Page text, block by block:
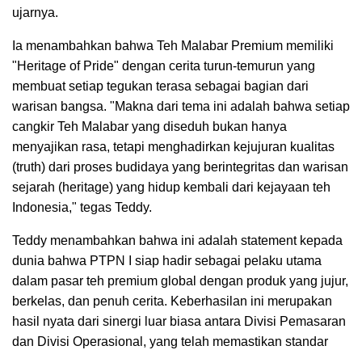
ujarnya.
Ia menambahkan bahwa Teh Malabar Premium memiliki
"Heritage of Pride" dengan cerita turun-temurun yang
membuat setiap tegukan terasa sebagai bagian dari
warisan bangsa. "Makna dari tema ini adalah bahwa setiap
cangkir Teh Malabar yang diseduh bukan hanya
menyajikan rasa, tetapi menghadirkan kejujuran kualitas
(truth) dari proses budidaya yang berintegritas dan warisan
sejarah (heritage) yang hidup kembali dari kejayaan teh
Indonesia," tegas Teddy.
Teddy menambahkan bahwa ini adalah statement kepada
dunia bahwa PTPN I siap hadir sebagai pelaku utama
dalam pasar teh premium global dengan produk yang jujur,
berkelas, dan penuh cerita. Keberhasilan ini merupakan
hasil nyata dari sinergi luar biasa antara Divisi Pemasaran
dan Divisi Operasional, yang telah memastikan standar